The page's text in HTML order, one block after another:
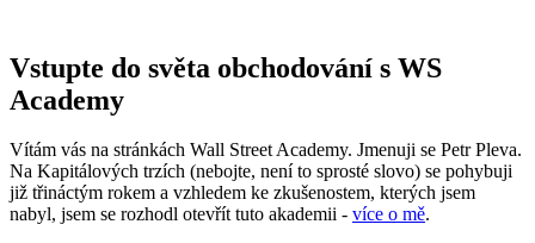
Vstupte do světa obchodování s WS
Academy
Vítám vás na stránkách Wall Street Academy. Jmenuji se Petr Pleva.
Na Kapitálových trzích (nebojte, není to sprosté slovo) se pohybuji
již třináctým rokem a vzhledem ke zkušenostem, kterých jsem
nabyl, jsem se rozhodl otevřít tuto akademii - více o mě.